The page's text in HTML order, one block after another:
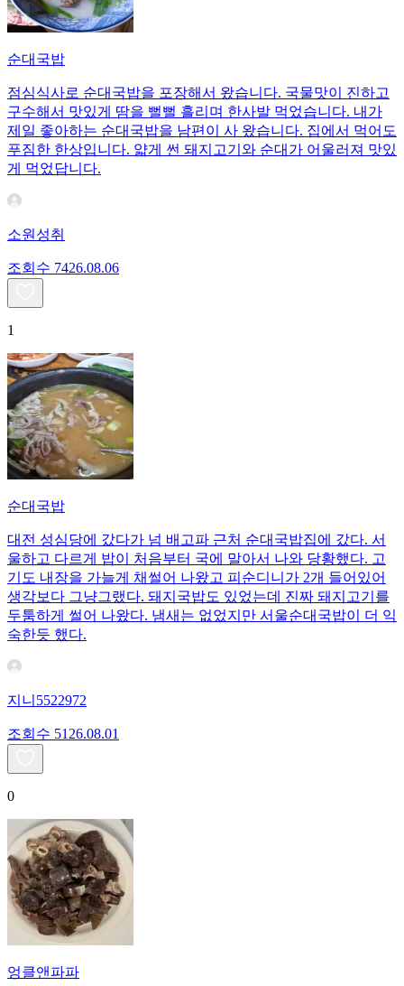
순대국밥
점심식사로 순대국밥을 포장해서 왔습니다. 국물맛이 진하고
구수해서 맛있게 땀을 뻘뻘 흘리며 한사발 먹었습니다. 내가
제일 좋아하는 순대국밥을 남편이 사 왔습니다. 집에서 먹어도
푸짐한 한상입니다. 얇게 썬 돼지고기와 순대가 어울러져 맛있
게 먹었답니다.
소원성취
조회수 7426.08.06
1
순대국밥
대전 성심당에 갔다가 넘 배고파 근처 순대국밥집에 갔다. 서
울하고 다르게 밥이 처음부터 국에 말아서 나와 당황했다. 고
기도 내장을 가늘게 채썰어 나왔고 피순디니가 2개 들어있어
생각보다 그냥그랬다. 돼지국밥도 있었는데 진짜 돼지고기를
두툼하게 썰어 나왔다. 냄새는 없었지만 서울순대국밥이 더 익
숙한듯 했다.
지니5522972
조회수 51 26.08.01
0
엉클앤파파